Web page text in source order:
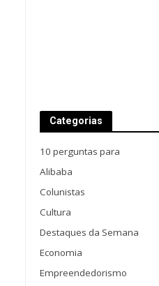
Categorias
10 perguntas para
Alibaba
Colunistas
Cultura
Destaques da Semana
Economia
Empreendedorismo